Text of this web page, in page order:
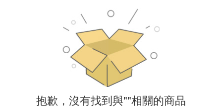
抱歉，沒有找到與""相關的商品